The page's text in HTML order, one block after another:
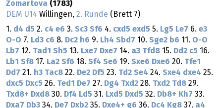
Zomartova (1783)
DEM U14 Willingen, 2. Runde (Brett 7)
1. d4 d5 2. c4 e6 3. Sc3 Sf6 4. cxd5 exd5 5. Lg5 Le7 6. e3
O-O 7. Ld3 c6 8. Dc2 h6 9. Lh4 Sbd7 10. Sge2 b6 11. O-O
Lb7 12. Tad1 Sh5 13. Lxe7 Dxe7 14. a3 Tfd8 15. Dd2 c5 16.
Lb1 Sf8 17. La2 Sf6 18. Sf4 Se6 19. Sxe6 Dxe6 20. Tfe1
Dd7 21. h3 Tac8 22. De2 Df5 23. Td2 Se4 24. Sxe4 dxe4 25.
dxc5 Dxc5 26. Ted1 De7 27. Dg4 Txd2 28. Txd2 Td8 29.
Txd8+ Dxd8 30. Df4 Ld5 31. Lxd5 Dxd5 32. Db8+ Kh7 33.
Dxa7 Db3 34. De7 Dxb2 35. Dxe4+ g6 36. Dc4 Kg8 37. a4